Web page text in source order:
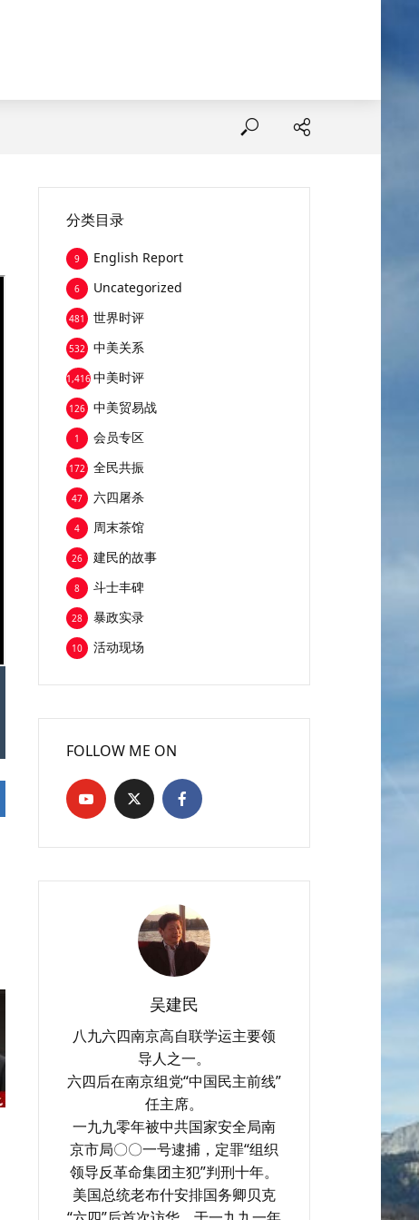
分类目录
English Report
9
Uncategorized
6
世界时评
481
中美关系
532
中美时评
1,416
中美贸易战
126
会员专区
1
全民共振
172
六四屠杀
47
周末茶馆
4
建民的故事
26
斗士丰碑
8
暴政实录
28
活动现场
10
FOLLOW ME ON
吴建民
八九六四南京高自联学运主要领
导人之一。
六四后在南京组党“中国民主前线”
任主席。
一九九零年被中共国家安全局南
京市局〇〇一号逮捕，定罪“组织
领导反革命集团主犯”判刑十年。
美国总统老布什安排国务卿贝克